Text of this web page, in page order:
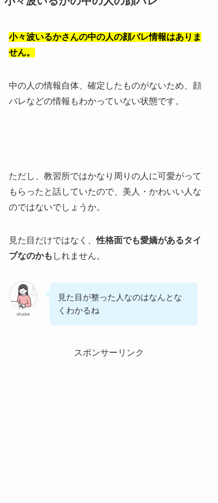
小々波いるかさんの中の人の顔バレ情報はありま
せん。
中の人の情報自体、確定したものがないため、顔
バレなどの情報もわかっていない状態です。
ただし、教習所ではかなり周りの人に可愛がって
もらったと話していたので、美人・かわいい人な
のではないでしょうか。
見た目だけではなく、性格面でも愛嬌があるタイ
プなのかも しれません。
shake
見た目が整った人なのはなんとな
くわかるね
スポンサーリンク